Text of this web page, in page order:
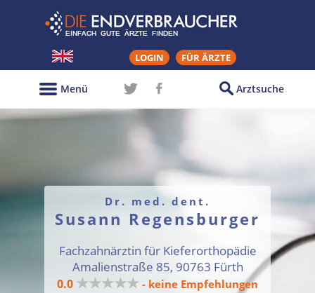
LOGIN FÜR ÄRZTE
Arztsuche
Menü
Dr. med. dent.
Susann Regensburger
Fachzahnärztin für Kieferorthopädie
Amalienstraße 85, 90763 Fürth
0.0 ★★★★★ - keine Empfehlungen